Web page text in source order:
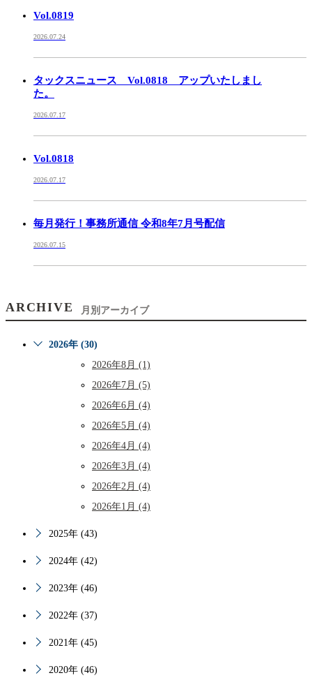
Vol.0819
2026.07.24
タックスニュース Vol.0818 アップいたしまし
た。
2026.07.17
Vol.0818
2026.07.17
毎月発行！事務所通信 令和8年7月号配信
2026.07.15
ARCHIVE 月別アーカイブ
2026年 (30)
2026年8月 (1)
2026年7月 (5)
2026年6月 (4)
2026年5月 (4)
2026年4月 (4)
2026年3月 (4)
2026年2月 (4)
2026年1月 (4)
2025年 (43)
2024年 (42)
2023年 (46)
2022年 (37)
2021年 (45)
2020年 (46)